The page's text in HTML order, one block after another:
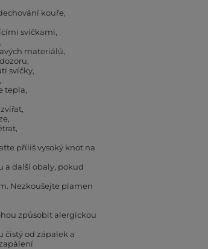
kouře
svíčkami
materiálů
svíčky
tepla
příliš vysoký knot na
a další obaly, pokud
Nezkoušejte plamen
způsobit alergickou
čistý od zápalek a